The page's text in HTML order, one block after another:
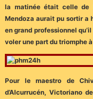
la matinée était celle de
Mendoza aurait pu sortir a
en grand professionnel
voler une part du triomphe
Pour le maestro de
d’Alcurrucén, Victoriano